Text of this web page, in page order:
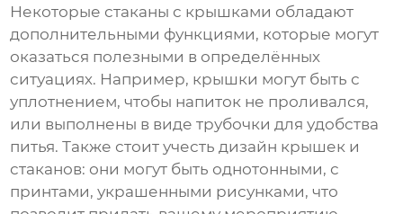
Некоторые стаканы с крышками обладают
дополнительными функциями, которые могут
оказаться полезными в определённых
ситуациях. Например, крышки могут быть с
уплотнением, чтобы напиток не проливался,
или выполнены в виде трубочки для удобства
питья. Также стоит учесть дизайн крышек и
стаканов: они могут быть однотонными, с
принтами, украшенными рисунками, что